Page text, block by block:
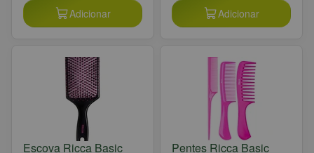
Adicionar
Adicionar
Escova Ricca Basic
Pentes Ricca Basic